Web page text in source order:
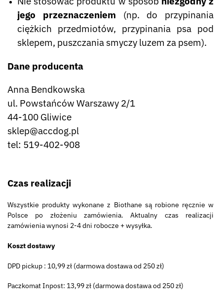
jego przeznaczeniem (np. do przypinania
ciężkich przedmiotów, przypinania psa pod
sklepem, puszczania smyczy luzem za psem).
Dane producenta
Anna Bendkowska
ul. Powstańców Warszawy 2/1
44-100 Gliwice
sklep@accdog.pl
tel: 519-402-908
Czas realizacji
Wszystkie produkty wykonane z Biothane są robione ręcznie w
Polsce po złożeniu zamówienia. Aktualny czas realizacji
zamówienia wynosi 2-4 dni robocze + wysyłka.
Koszt dostawy
DPD pickup : 10,99 zł (darmowa dostawa od 250 zł)
Paczkomat Inpost: 13,99 zł (darmowa dostawa od 250 zł)